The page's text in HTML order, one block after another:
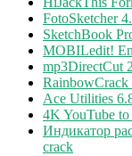
FotoSketcher
SketchBook
MOBILedit!
mp3DirectCut
RainbowCrack
Ace Utilities
4K YouTube
Индикатор
crack